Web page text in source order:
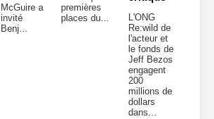
McGuire a
invité
Benj...
premières
places du...
L'ONG
Re:wild de
l'acteur et
le fonds de
Jeff Bezos
engagent
200
millions de
dollars
dans...